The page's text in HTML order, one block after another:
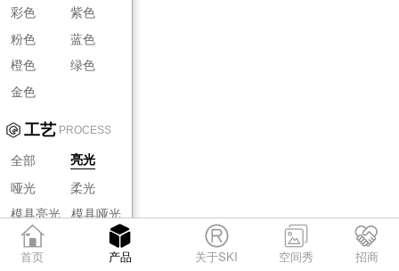
彩色
紫色
粉色
蓝色
橙色
绿色
金色
工艺 PROCESS
全部 亮光
哑光
柔光
模具亮光 模具哑光
模具柔光
首页 产品 关于SKI 空间秀 招商